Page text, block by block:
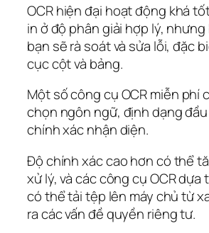
OCR hiện đại hoạt động khá
in ở độ phân giải hợp lý,
bạn sẽ rà soát và sửa lỗi, đặc
cục cột và bảng.
Một số công cụ OCR miễn phí
chọn ngôn ngữ, định dạng đầu
chính xác nhận diện.
Độ chính xác cao hơn có thể
xử lý, và các công cụ OCR dựa
có thể tải tệp lên máy chủ từ
ra các vấn đề quyền riêng tư.